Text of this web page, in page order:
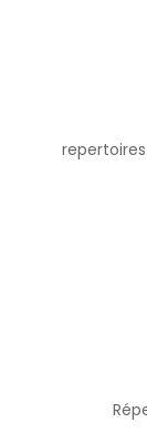
repertoires